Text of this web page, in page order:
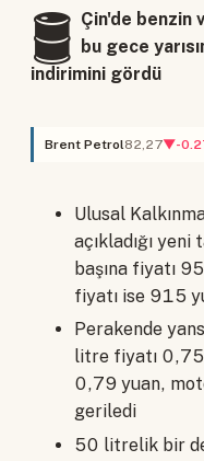
🛢️ Çin'de benzin
bu gece
indirimini gördü
Brent Petrol82,27▼-
Ulusal
açıkladığı
başına fiyatı
fiyatı ise 915
Perakende
litre fiyatı
0,79 yuan,
geriledi
50 litrelik bir